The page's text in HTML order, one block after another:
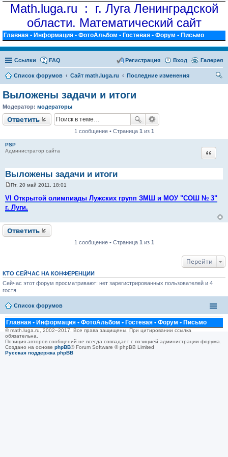
Math.luga.ru : г. Луга Ленинградской
области. Математический сайт
Главная • Информация • ФотоАльбом • Гостевая • Форум • Письмо
Ссылки Галерея
FAQ Вход
Регистрация
Список форумов Сайт math.luga.ru
Последние изменения
Выложены задачи и итоги
Модератор: модераторы
Ответить
1 сообщение • Страница 1 из 1
PSP
Администратор сайта
Выложены задачи и итоги
о
о
б
н
и
е
Пт, 20 май 2011, 18:01
VI Открытой олимпиады Лужских групп ЗМШ и МОУ "СОШ № 3"
г. Луги.
Ответить
1 сообщение • Страница 1 из 1
Перейти
КТО СЕЙЧАС НА КОНФЕРЕНЦИИ
Сейчас этот форум просматривают: нет зарегистрированных пользователей и 4
гостя
Список форумов
Главная • Информация • ФотоАльбом • Гостевая • Форум • Письмо
© math.luga.ru, 2002–2017. Все права защищены. При цитировании ссылка
обязательна.
Позиция авторов сообщений не всегда совпадает с позицией администрации форума.
Создано на основе phpBB® Forum Software © phpBB Limited
Русская поддержка phpBB